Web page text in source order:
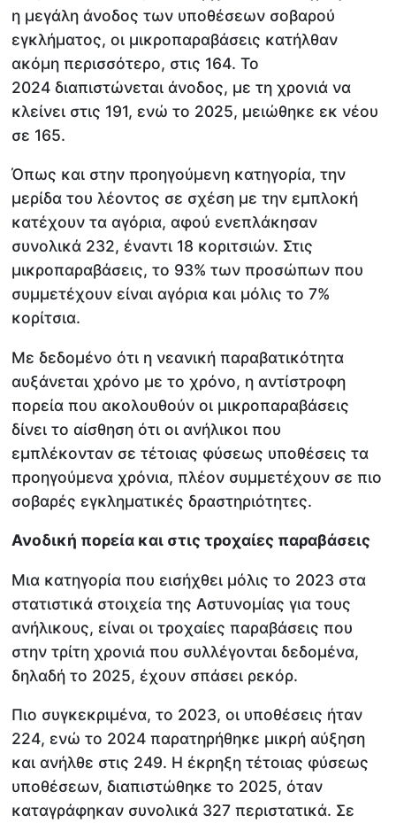
η μεγάλη άνοδος των υποθέσεων σοβαρού
εγκλήματος, οι μικροπαραβάσεις κατήλθαν
ακόμη περισσότερο, στις 164. Το
2024 διαπιστώνεται άνοδος, με τη χρονιά να
κλείνει στις 191, ενώ το 2025, μειώθηκε εκ νέου
σε 165.
Όπως και στην προηγούμενη κατηγορία, την
μερίδα του λέοντος σε σχέση με την εμπλοκή
κατέχουν τα αγόρια, αφού ενεπλάκησαν
συνολικά 232, έναντι 18 κοριτσιών. Στις
μικροπαραβάσεις, το 93% των προσώπων που
συμμετέχουν είναι αγόρια και μόλις το 7%
κορίτσια.
Με δεδομένο ότι η νεανική παραβατικότητα
αυξάνεται χρόνο με το χρόνο, η αντίστροφη
πορεία που ακολουθούν οι μικροπαραβάσεις
δίνει το αίσθηση ότι οι ανήλικοι που
εμπλέκονταν σε τέτοιας φύσεως υποθέσεις τα
προηγούμενα χρόνια, πλέον συμμετέχουν σε πιο
σοβαρές εγκληματικές δραστηριότητες.
Ανοδική πορεία και στις τροχαίες παραβάσεις
Μια κατηγορία που εισήχθει μόλις το 2023 στα
στατιστικά στοιχεία της Αστυνομίας για τους
ανήλικους, είναι οι τροχαίες παραβάσεις που
στην τρίτη χρονιά που συλλέγονται δεδομένα,
δηλαδή το 2025, έχουν σπάσει ρεκόρ.
Πιο συγκεκριμένα, το 2023, οι υποθέσεις ήταν
224, ενώ το 2024 παρατηρήθηκε μικρή αύξηση
και ανήλθε στις 249. Η έκρηξη τέτοιας φύσεως
υποθέσεων, διαπιστώθηκε το 2025, όταν
καταγράφηκαν συνολικά 327 περιστατικά. Σε